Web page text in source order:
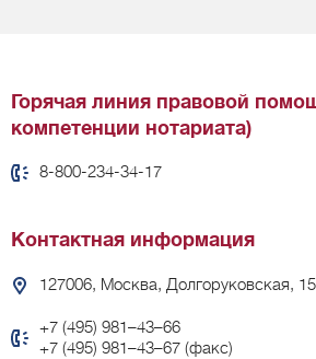
Горячая линия правовой
компетенции нотариата)
8-800-234-34-17
Контактная информация
127006, Москва, Долгоруковская,
+7 (495) 981–43–66
+7 (495) 981–43–67 (факс)